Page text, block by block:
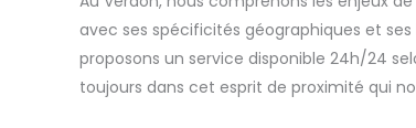
avec ses spécificités géographiques et ses
proposons un service disponible 24h/24
toujours dans cet esprit de proximité qui